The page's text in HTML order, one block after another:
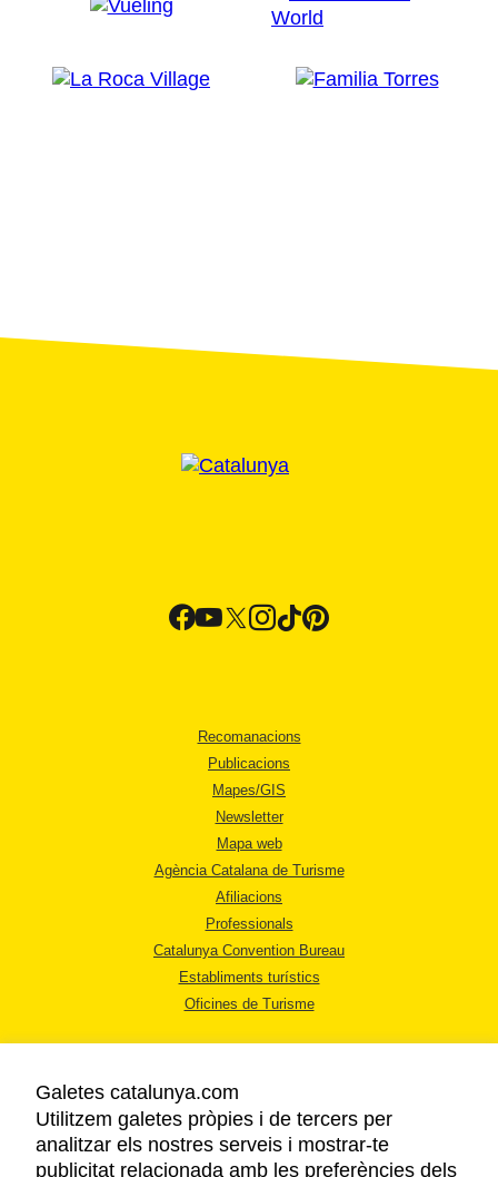
Recomanacions
Publicacions
Mapes/GIS
Newsletter
Mapa web
Agència Catalana de Turisme
Afiliacions
Professionals
Catalunya Convention Bureau
Establiments turístics
Oficines de Turisme
AVÍS LEGAL
Galetes catalunya.com
Utilitzem galetes pròpies i de tercers per
analitzar els nostres serveis i mostrar-te
publicitat relacionada amb les preferències dels